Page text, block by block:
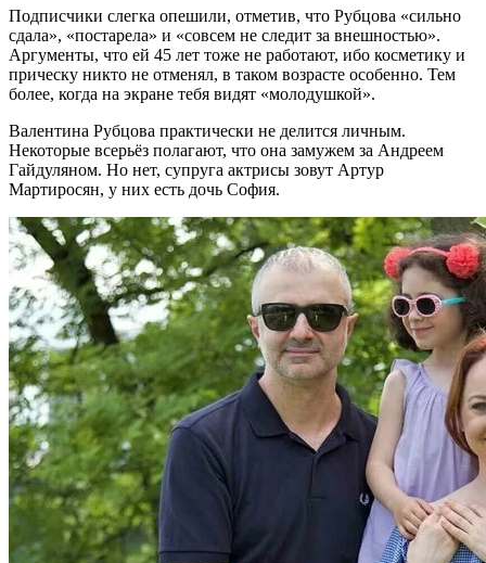
Подписчики слегка опешили, отметив, что Рубцова «сильно
сдала», «постарела» и «совсем не следит за внешностью».
Аргументы, что ей 45 лет тоже не работают, ибо косметику и
прическу никто не отменял, в таком возрасте особенно. Тем
более, когда на экране тебя видят «молодушкой».
Валентина Рубцова практически не делится личным.
Некоторые всерьёз полагают, что она замужем за Андреем
Гайдуляном. Но нет, супруга актрисы зовут Артур
Мартиросян, у них есть дочь София.